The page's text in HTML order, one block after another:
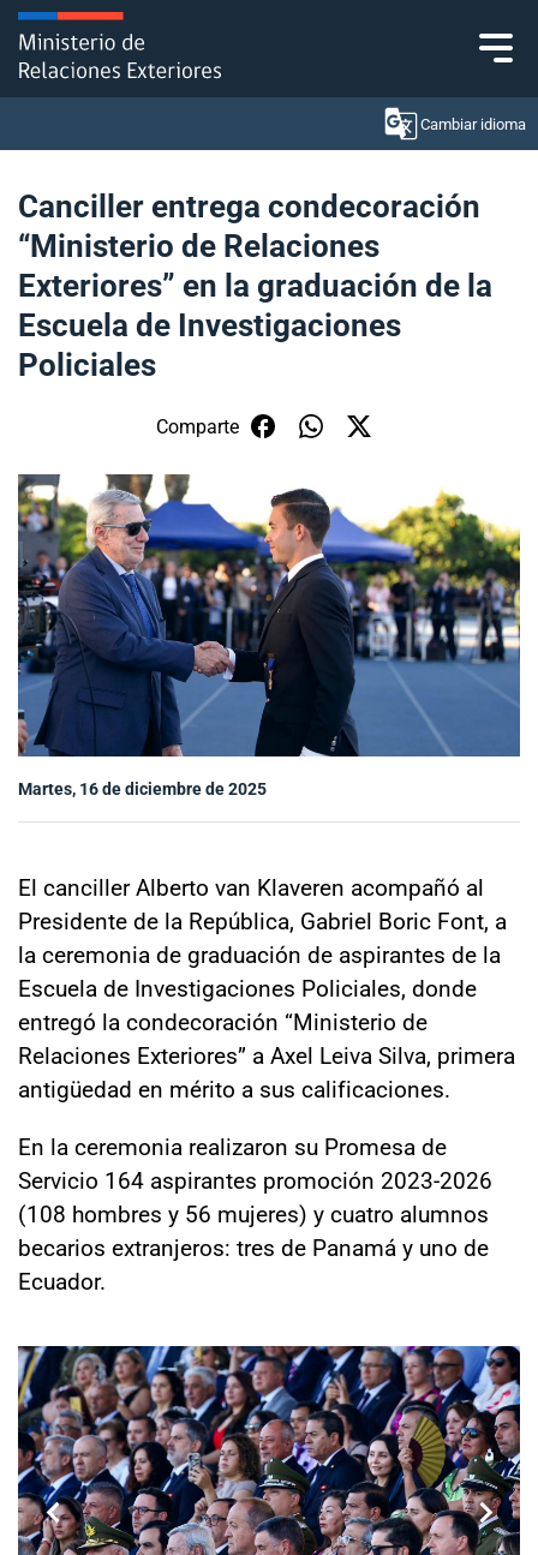
Click acá para ir directamente al contenido
Cambiar idioma
Ministerio
Política Exterior
Embajadas y consulados
Servicios ciudadanos
Subsecretaría de Relaciones Económicas
Internacionales
Sala de prensa
modo claro
Canciller entrega condecoración
“Ministerio de Relaciones
Exteriores” en la graduación de la
Escuela de Investigaciones
Policiales
Comparte
Martes, 16 de diciembre de 2025
El canciller Alberto van Klaveren acompañó al
Presidente de la República, Gabriel Boric Font, a
la ceremonia de graduación de aspirantes de la
Escuela de Investigaciones Policiales, donde
entregó la condecoración “Ministerio de
Relaciones Exteriores” a Axel Leiva Silva, primera
antigüedad en mérito a sus calificaciones.
En la ceremonia realizaron su Promesa de
Servicio 164 aspirantes promoción 2023-2026
(108 hombres y 56 mujeres) y cuatro alumnos
becarios extranjeros: tres de Panamá y uno de
Ecuador.